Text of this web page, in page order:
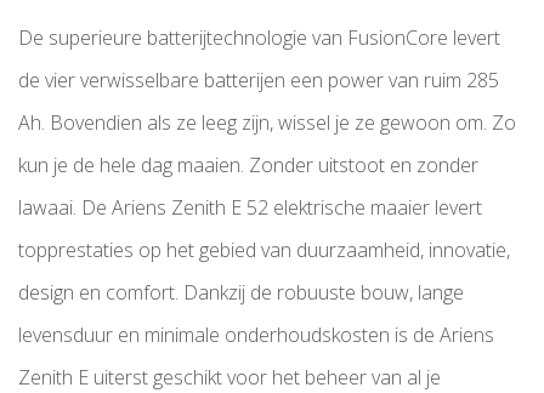
De superieure batterijtechnologie van FusionCore levert
de vier verwisselbare batterijen een power van ruim 285
Ah. Bovendien als ze leeg zijn, wissel je ze gewoon om. Zo
kun je de hele dag maaien. Zonder uitstoot en zonder
lawaai. De Ariens Zenith E 52 elektrische maaier levert
topprestaties op het gebied van duurzaamheid, innovatie,
design en comfort. Dankzij de robuuste bouw, lange
levensduur en minimale onderhoudskosten is de Ariens
Zenith E uiterst geschikt voor het beheer van al je